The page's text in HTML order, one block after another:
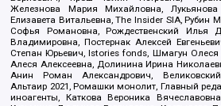
Железнова Мария Михайловна,
Елизавета Витальевна, The Insider SIA, Рубин
Софья Романовна, Рождественский Илья
Владимировна, Постернак Алексей
Степан Юрьевич, Istories fonds, Шмагун
Алеся Алексеевна, Долинина Ирина
Анин Роман Александрович,
Альтаир 2021, Ромашки монолит, Главный
иноагенты, Каткова Вероника